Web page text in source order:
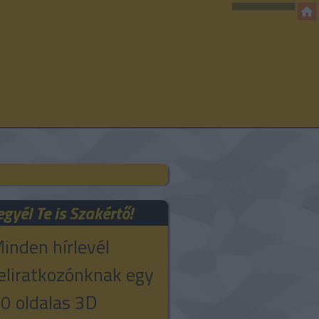
Te is Szakértő!
hírlevél
egy
oldalas 3D